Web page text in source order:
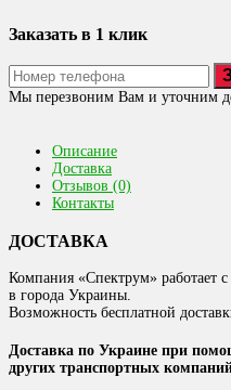
Заказать в 1 клик
Мы перезвоним Вам и уточним
Описание
Доставка
Отзывов (0)
Контакты
ДОСТАВКА
Компания «Спектрум» работает
в города Украины.
Возможность бесплатной
Доставка по Украине при
других транспортных